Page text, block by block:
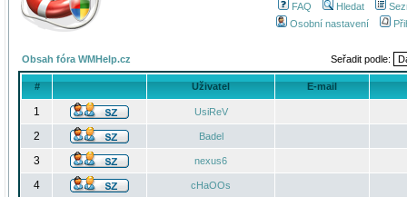
FAQ Hledat
Osobní nastavení
Obsah fóra WMHelp.cz Seřadit podle:
# Uživatel E-mail
1 UsiReV
2 Badel
3 nexus6
4 cHaOOs